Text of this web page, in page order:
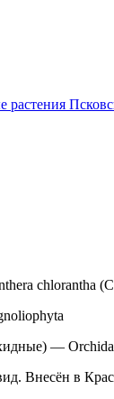
растения
chlorantha
—
Внесён в